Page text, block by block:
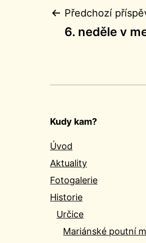
Předchozí
6. neděle v
Kudy kam?
Úvod
Aktuality
Fotogalerie
Historie
Určice
Mariánské poutní